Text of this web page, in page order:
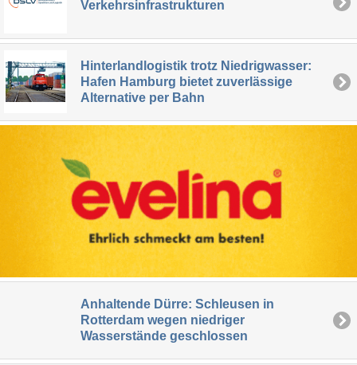
Verkehrsinfrastrukturen
Hinterlandlogistik trotz Niedrigwasser:
Hafen Hamburg bietet zuverlässige
Alternative per Bahn
Anhaltende Dürre: Schleusen in
Rotterdam wegen niedriger
Wasserstände geschlossen